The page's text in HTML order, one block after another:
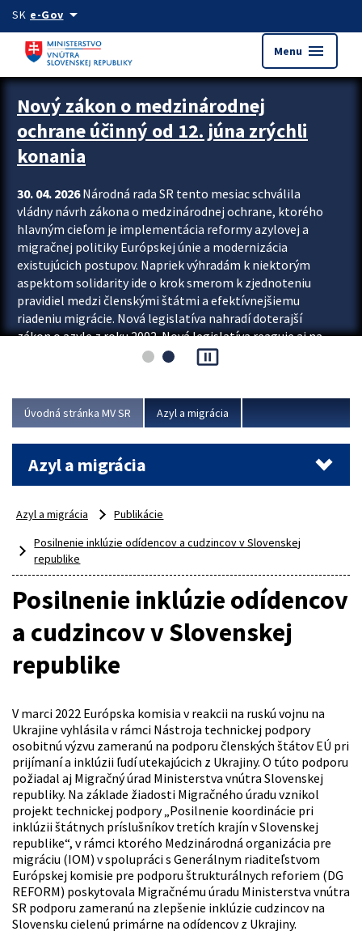
Preskocit na hlavný obsah
SK e-Govarrow_drop_down
Menu menu
Zastavit automatický posun upútavok
Nový zákon o medzinárodnej
ochrane účinný od 12. júna zrýchli
konania
30. 04. 2026Národná rada SR tento mesiac schválila
vládny návrh zákona o medzinárodnej ochrane, ktorého
hlavným cieľom je implementácia reformy azylovej a
migračnej politiky Európskej únie a modernizácia
existujúcich postupov. Napriek výhradám k niektorým
aspektom solidarity ide o krok smerom k zjednoteniu
pravidiel medzi členskými štátmi a efektívnejšiemu
riadeniu migrácie. Nová legislatíva nahradí doterajší
zákon o azyle z roku 2002. Nová legislatíva reaguje aj na
vývoj posledného desaťročia, počas...
pause_presentation
Úvodná stránka MV SR Azyl a migrácia
Azyl a migrácia
Azyl a migrácia
Publikácie
Posilnenie inklúzie odídencov a cudzincov v Slovenskej
republike
Posilnenie inklúzie odídencov
a cudzincov v Slovenskej
republike
V marci 2022 Európska komisia v reakcii na ruskú vojnu na
Ukrajine vyhlásila v rámci Nástroja technickej podpory
osobitnú výzvu zameranú na podporu členských štátov EÚ pri
prijímaní a inklúzii ľudí utekajúcich z Ukrajiny. O túto podporu
požiadal aj Migračný úrad Ministerstva vnútra Slovenskej
republiky. Na základe žiadosti Migračného úradu vznikol
projekt technickej podpory „Posilnenie koordinácie pri
inklúzii štátnych príslušníkov tretích krajín v Slovenskej
republike“, v rámci ktorého Medzinárodná organizácia pre
migráciu (IOM) v spolupráci s Generálnym riaditeľstvom
Európskej komisie pre podporu štrukturálnych reforiem (DG
REFORM) poskytovala Migračnému úradu Ministerstva vnútra
SR podporu zameranú na zlepšenie inklúzie cudzincov na
Slovensku cielenú primárne na odídencov z Ukrajiny.